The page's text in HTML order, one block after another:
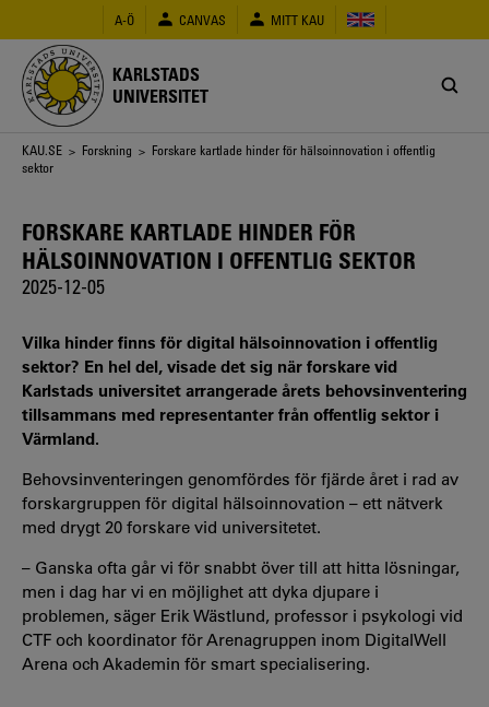
huvudinnehåll
A-Ö CANVAS MITT KAU
KARLSTADS
UNIVERSITET
Länkstig
KAU.SE > Forskning > Forskare kartlade hinder för hälsoinnovation i offentlig
sektor
FORSKARE KARTLADE HINDER FÖR
HÄLSOINNOVATION I OFFENTLIG SEKTOR
2025-12-05
Vilka hinder finns för digital hälsoinnovation i offentlig
sektor? En hel del, visade det sig när forskare vid
Karlstads universitet arrangerade årets behovsinventering
tillsammans med representanter från offentlig sektor i
Värmland.
Behovsinventeringen genomfördes för fjärde året i rad av
forskargruppen för digital hälsoinnovation – ett nätverk
med drygt 20 forskare vid universitetet.
– Ganska ofta går vi för snabbt över till att hitta lösningar,
men i dag har vi en möjlighet att dyka djupare i
problemen, säger Erik Wästlund, professor i psykologi vid
CTF och koordinator för Arenagruppen inom DigitalWell
Arena och Akademin för smart specialisering.